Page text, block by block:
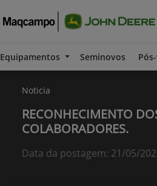
Equipamentos Seminovos
Noticia
RECONHECIMENTO
COLABORADORES.
Data da postagem: 21/05/